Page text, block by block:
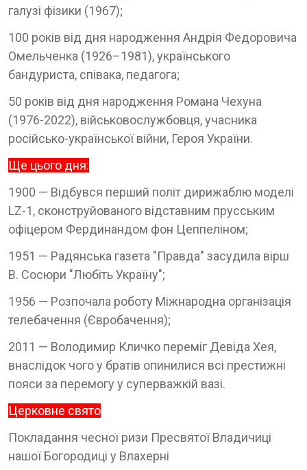
галузі фізики (1967);
100 років від дня народження Андрія Федоровича
Омельченка (1926–1981), українського
бандуриста, співака, педагога;
50 років від дня народження Романа Чехуна
(1976-2022), військовослужбовця, учасника
російсько-української війни, Героя України.
Ще цього дня:
1900 — Відбувся перший політ дирижаблю моделі
LZ-1, сконструйованого відставним прусським
офіцером Фердинандом фон Цеппеліном;
1951 — Радянська газета "Правда" засудила вірш
В. Сосюри "Любіть Україну";
1956 — Розпочала роботу Міжнародна організація
телебачення (Євробачення);
2011 — Володимир Кличко переміг Девіда Хея,
внаслідок чого у братів опинилися всі престижні
пояси за перемогу у суперважкій вазі.
Церковне свято
Покладання чесної ризи Пресвятої Владичиці
нашої Богородиці у Влахерні